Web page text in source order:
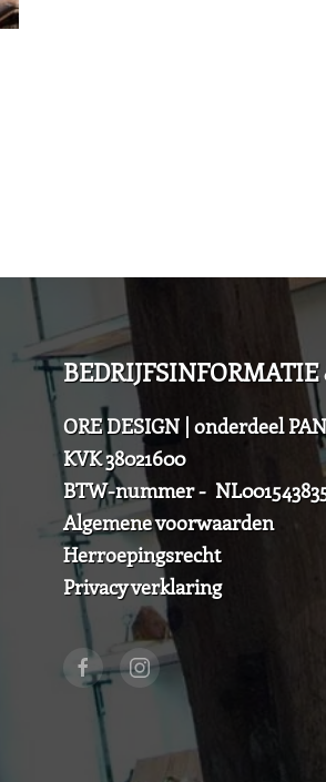
BEDRIJFSINFORMATIE
ORE DESIGN | onderdeel
KVK 38021600
BTW-nummer -
Algemene voorwaarden
Herroepingsrecht
Privacy verklaring